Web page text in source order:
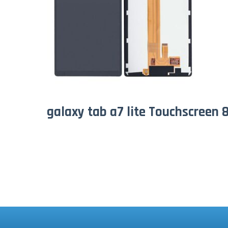
galaxy tab a7 lite Touchscreen